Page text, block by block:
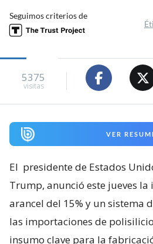
presidente de Estados
Trump, anunció este jueves
arancel del 15% y un sistema
las importaciones de
y semiconductores , al
compras del exterior
para la seguridad nacional.
Aunque la proclamación no